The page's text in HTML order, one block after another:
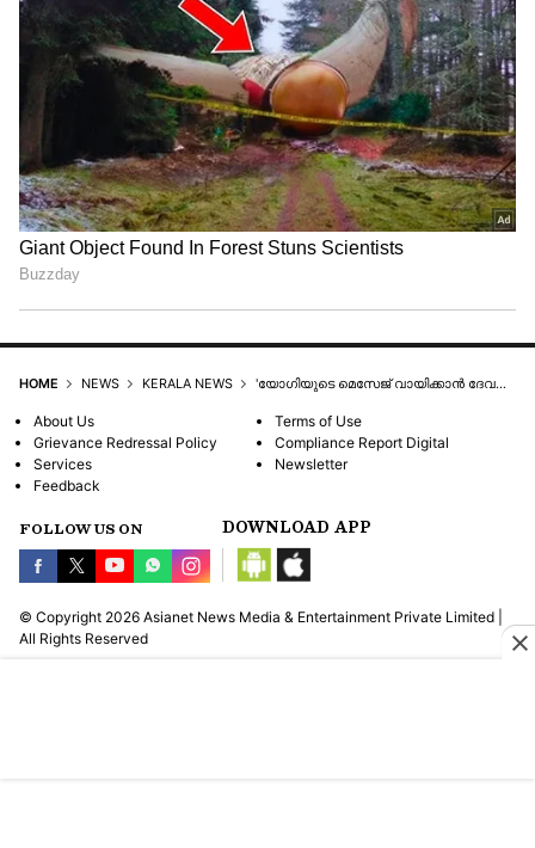
HOME NEWS KERALA NEWS 'യോഗിയുടെ മെസേജ് വായിക്കാൻ ദേവസ്വം മന്ത്രിക്ക് വലിയ ആവേശം', അയ്യപ്പ ഭക്തരായ വിശ്വാസ സമൂഹത്തിന് തിരഞ്ഞെടുപ്പ് മുന്നിൽ കണ്ടുള്ള തട്ടിപ്പ് മനസിലായി: കെസി
About Us
Terms of Use
Grievance Redressal Policy
Compliance Report Digital
Services
Newsletter
Feedback
FOLLOW US ON DOWNLOAD APP
© Copyright 2026 Asianet News Media & Entertainment Private Limited |
All Rights Reserved